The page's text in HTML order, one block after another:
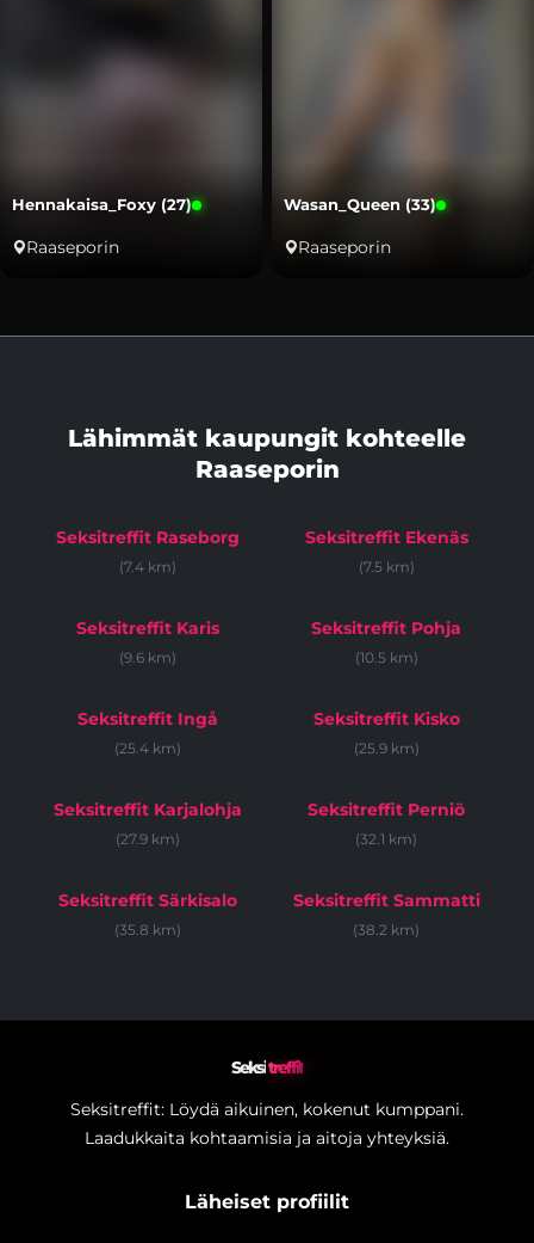
Hennakaisa_Foxy (27)
Raaseporin
Wasan_Queen (33)
Raaseporin
Lähimmät kaupungit kohteelle
Raaseporin
Seksitreffit Raseborg
(7.4 km)
Seksitreffit Ekenäs
(7.5 km)
Seksitreffit Karis
(9.6 km)
Seksitreffit Pohja
(10.5 km)
Seksitreffit Ingå
(25.4 km)
Seksitreffit Kisko
(25.9 km)
Seksitreffit Karjalohja
(27.9 km)
Seksitreffit Perniö
(32.1 km)
Seksitreffit Särkisalo
(35.8 km)
Seksitreffit Sammatti
(38.2 km)
Seksitreffit
Seksitreffit: Löydä aikuinen, kokenut kumppani.
Laadukkaita kohtaamisia ja aitoja yhteyksiä.
Läheiset profiilit